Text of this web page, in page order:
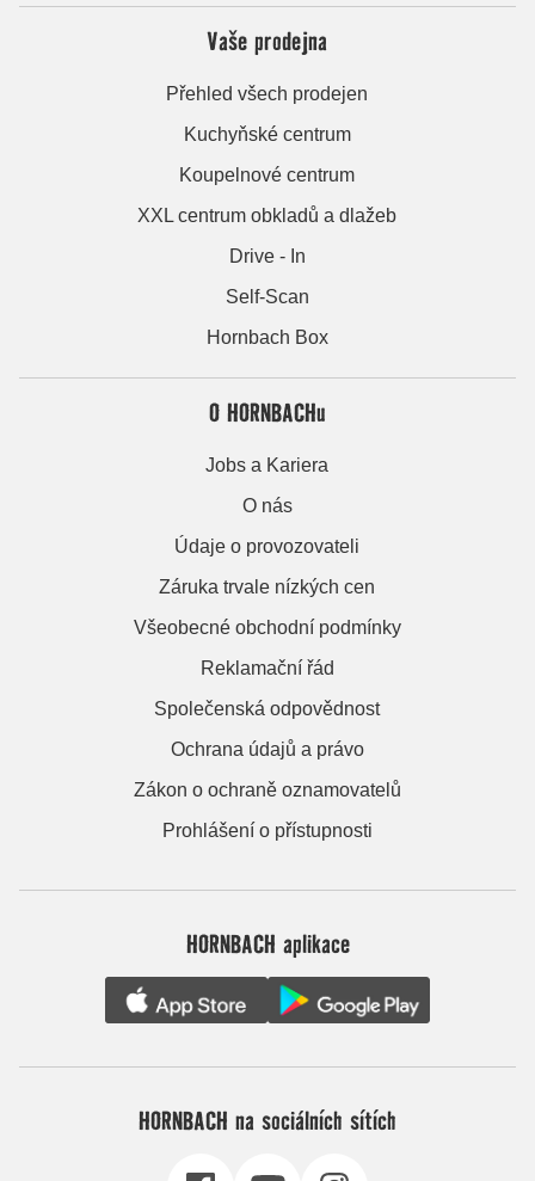
Vaše prodejna
Přehled všech prodejen
Kuchyňské centrum
Koupelnové centrum
XXL centrum obkladů a dlažeb
Drive - In
Self-Scan
Hornbach Box
O HORNBACHu
Jobs a Kariera
O nás
Údaje o provozovateli
Záruka trvale nízkých cen
Všeobecné obchodní podmínky
Reklamační řád
Společenská odpovědnost
Ochrana údajů a právo
Zákon o ochraně oznamovatelů
Prohlášení o přístupnosti
HORNBACH aplikace
HORNBACH na sociálních sítích